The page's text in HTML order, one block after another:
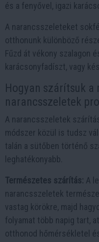
és a fenyővel, igazi
A narancsszeleteket
otthonunk különböző
Fűzd át vékony szalagon
karácsonyfadíszt, vagy
Hogyan szárítsuk a
narancsszeletek
A narancsszeletek
módszer közül is tudsz
talán a sütőben történő
leghatékonyabb.
Természetes szárítás: A
narancsszeletek
vastag körökre, majd
folyamat több napig tart,
otthonod hőmérsékletel